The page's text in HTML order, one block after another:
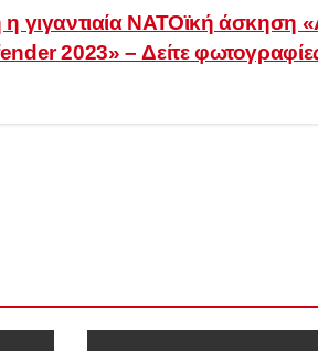
η γιγαντιαία ΝΑΤΟϊκή άσκηση
2023» – Δείτε